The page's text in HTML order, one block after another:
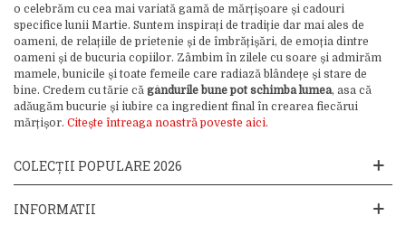
o celebrăm cu cea mai variată gamă de mărțișoare și cadouri
specifice lunii Martie. Suntem inspirați de tradiție dar mai ales de
oameni, de relațiile de prietenie și de îmbrățișări, de emoția dintre
oameni și de bucuria copiilor. Zâmbim în zilele cu soare și admirăm
mamele, bunicile și toate femeile care radiază blândețe și stare de
bine. Credem cu tărie că gândurile bune pot schimba lumea, asa că
adăugăm bucurie și iubire ca ingredient final în crearea fiecărui
mărțișor. Citește întreaga noastră poveste aici.
COLECȚII POPULARE 2026
INFORMATII